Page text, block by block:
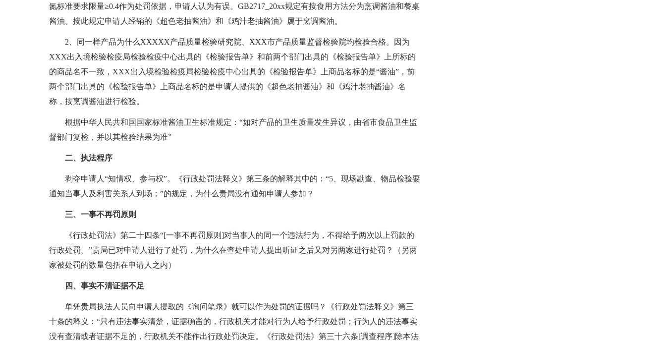
氮标准要求限量≥0.4作为处罚依据，申请人认为有误。GB2717_20xx规定有按食用方法分为烹调酱油和餐桌
酱油。按此规定申请人经销的《超色老抽酱油》和《鸡汁老抽酱油》属于烹调酱油。
2、同一样产品为什么XXXXX产品质量检验研究院、XXX市产品质量监督检验院均检验合格。因为
XXX出入境检验检疫局检验检疫中心出具的《检验报告单》和前两个部门出具的《检验报告单》上所标的
的商品名不一致，XXX出入境检验检疫局检验检疫中心出具的《检验报告单》上商品名标的是“酱油”，前
两个部门出具的《检验报告单》上商品名标的是申请人提供的《超色老抽酱油》和《鸡汁老抽酱油》名
称，按烹调酱油进行检验。
根据中华人民共和国国家标准酱油卫生标准规定：“如对产品的卫生质量发生异议，由省市食品卫生监
督部门复检，并以其检验结果为准”
二、执法程序
剥夺申请人“知情权、参与权”。《行政处罚法释义》第三条的解释其中的：“5、现场勘查、物品检验要
通知当事人及利害关系人到场；”的规定，为什么贵局没有通知申请人参加？
三、一事不再罚原则
《行政处罚法》第二十四条“[一事不再罚原则]对当事人的同一个违法行为，不得给予两次以上罚款的
行政处罚。”贵局已对申请人进行了处罚，为什么在查处申请人提出听证之后又对另两家进行处罚？（另两
家被处罚的数量包括在申请人之内）
四、事实不清证据不足
单凭贵局执法人员向申请人提取的《询问笔录》就可以作为处罚的证据吗？《行政处罚法释义》第三
十条的释义：“只有违法事实清楚，证据确凿的，行政机关才能对行为人给予行政处罚；行为人的违法事实
没有查清或者证据不足的，行政机关不能作出行政处罚决定。《行政处罚法》第三十六条[调查程序]除本法